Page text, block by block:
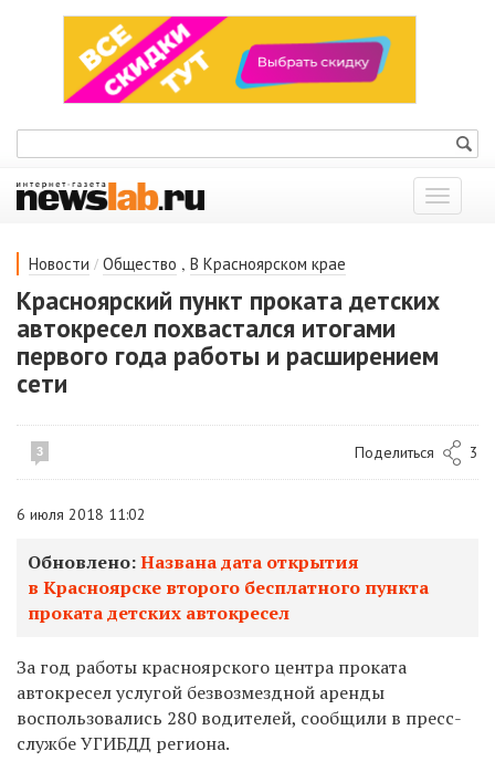
Показать
меню
Новости / Общество , В Красноярском крае
Красноярский пункт проката детских
автокресел похвастался итогами
первого года работы и расширением
сети
3 Поделиться 3
6 июля 2018 11:02
Обновлено:Названа дата открытия
в Красноярске второго бесплатного пункта
проката детских автокресел
За год работы красноярского центра проката
автокресел услугой безвозмездной аренды
воспользовались 280 водителей, сообщили в пресс-
службе УГИБДД региона.